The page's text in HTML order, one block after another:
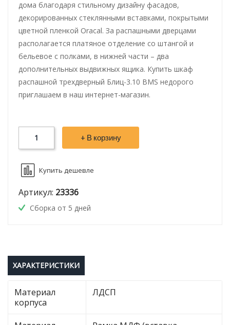
дома благодаря стильному дизайну фасадов,
декорированных стеклянными вставками, покрытыми
цветной пленкой Oracal. За распашными дверцами
располагается платяное отделение со штангой и
бельевое с полками, в нижней части – два
дополнительных выдвижных ящика. Купить шкаф
распашной трехдверный Блиц-3.10 BMS недорого
приглашаем в наш интернет-магазин.
+ В корзину
Купить дешевле
Артикул: 23336
Сборка от 5 дней
ХАРАКТЕРИСТИКИ
Материал
корпуса
ЛДСП